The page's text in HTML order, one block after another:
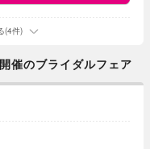
(4件)
のブライダルフェア